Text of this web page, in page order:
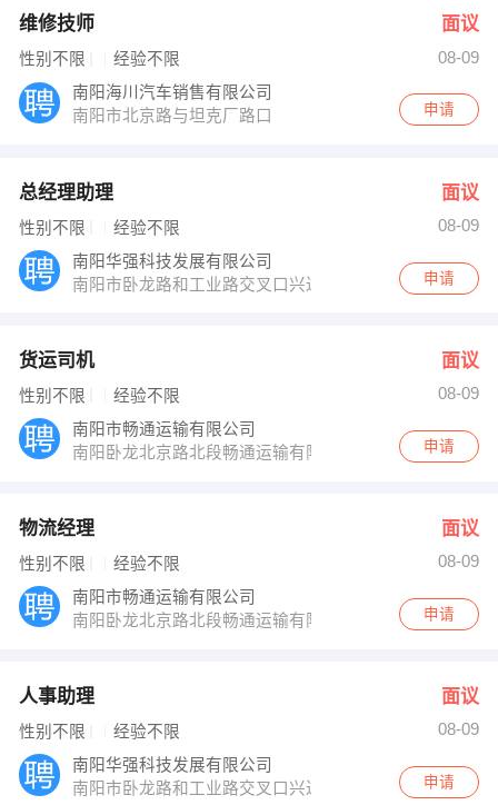
维修技师 面议
性别不限 经验不限
08-09
南阳海川汽车销售有限公司
南阳市北京路与坦克厂路口
申请
总经理助理 面议
性别不限 经验不限
08-09
南阳华强科技发展有限公司
南阳市卧龙路和工业路交叉口兴达商务
申请
货运司机 面议
性别不限 经验不限
08-09
南阳市畅通运输有限公司
南阳卧龙北京路北段畅通运输有限公司
申请
物流经理 面议
性别不限 经验不限
08-09
南阳市畅通运输有限公司
南阳卧龙北京路北段畅通运输有限公司
申请
人事助理 面议
性别不限 经验不限
08-09
南阳华强科技发展有限公司
南阳市卧龙路和工业路交叉口兴达商务
申请